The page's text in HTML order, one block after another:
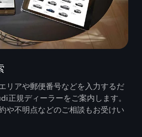
リアや郵便番号などを入力するだ
正規ディーラーをご案内します。
や不明点などのご相談もお受けい